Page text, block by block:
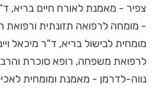
- מומחה לרפואה תזונתית ורפואת
לרפואת משפחה, רופא סוכרת
נווה-לדרמן - מאמנת ומומחית